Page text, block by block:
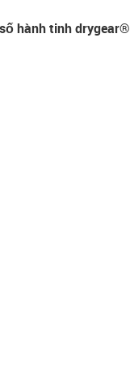
hành tinh